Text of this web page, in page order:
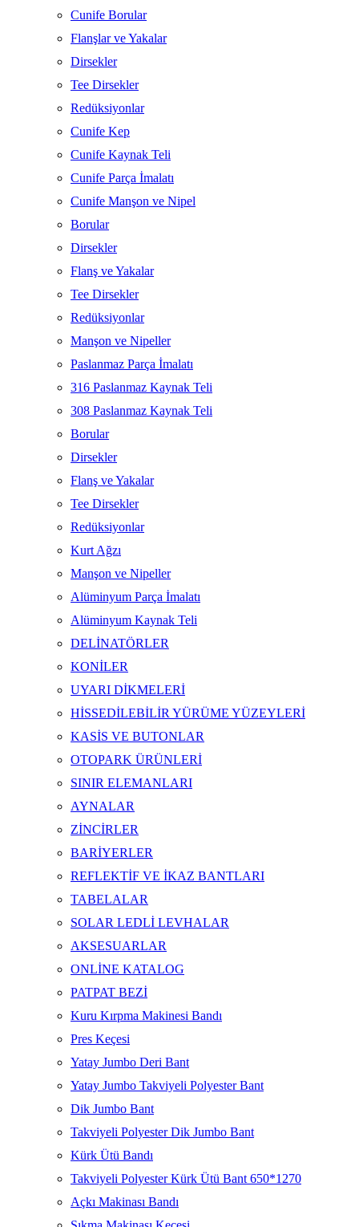
Cunife Borular
Flanşlar ve Yakalar
Dirsekler
Tee Dirsekler
Redüksiyonlar
Cunife Kep
Cunife Kaynak Teli
Cunife Parça İmalatı
Cunife Manşon ve Nipel
Borular
Dirsekler
Flanş ve Yakalar
Tee Dirsekler
Redüksiyonlar
Manşon ve Nipeller
Paslanmaz Parça İmalatı
316 Paslanmaz Kaynak Teli
308 Paslanmaz Kaynak Teli
Borular
Dirsekler
Flanş ve Yakalar
Tee Dirsekler
Redüksiyonlar
Kurt Ağzı
Manşon ve Nipeller
Alüminyum Parça İmalatı
Alüminyum Kaynak Teli
DELİNATÖRLER
KONİLER
UYARI DİKMELERİ
HİSSEDİLEBİLİR YÜRÜME YÜZEYLERİ
KASİS VE BUTONLAR
OTOPARK ÜRÜNLERİ
SINIR ELEMANLARI
AYNALAR
ZİNCİRLER
BARİYERLER
REFLEKTİF VE İKAZ BANTLARI
TABELALAR
SOLAR LEDLİ LEVHALAR
AKSESUARLAR
ONLİNE KATALOG
PATPAT BEZİ
Kuru Kırpma Makinesi Bandı
Pres Keçesi
Yatay Jumbo Deri Bant
Yatay Jumbo Takviyeli Polyester Bant
Dik Jumbo Bant
Takviyeli Polyester Dik Jumbo Bant
Kürk Ütü Bandı
Takviyeli Polyester Kürk Ütü Bant 650*1270
Açkı Makinası Bandı